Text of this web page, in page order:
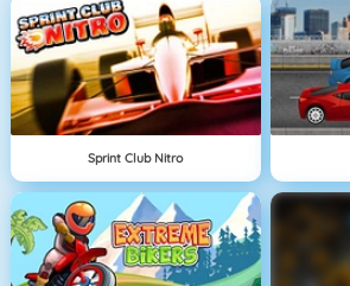
Sprint Club Nitro